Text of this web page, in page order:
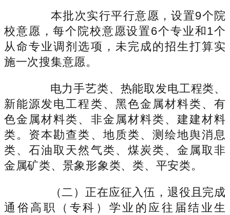
本批次实行平行意愿，设置9个院
校意愿，每个院校意愿设置6个专业和1个
从命专业调剂选项，未完成的招生打算实
施一次搜集意愿。
电力手艺类、热能取发电工程类、
新能源发电工程类、黑色金属材料类、有
色金属材料类、非金属材料类、建建材料
类。资本勘查类、地质类、测绘地舆消息
类、石油取天然气类、煤炭类、金属取非
金属矿类、景象形象类、类、平安类。
（二）正在应征入伍，退役且完成
通俗高职（专科）学业的应往届结业生